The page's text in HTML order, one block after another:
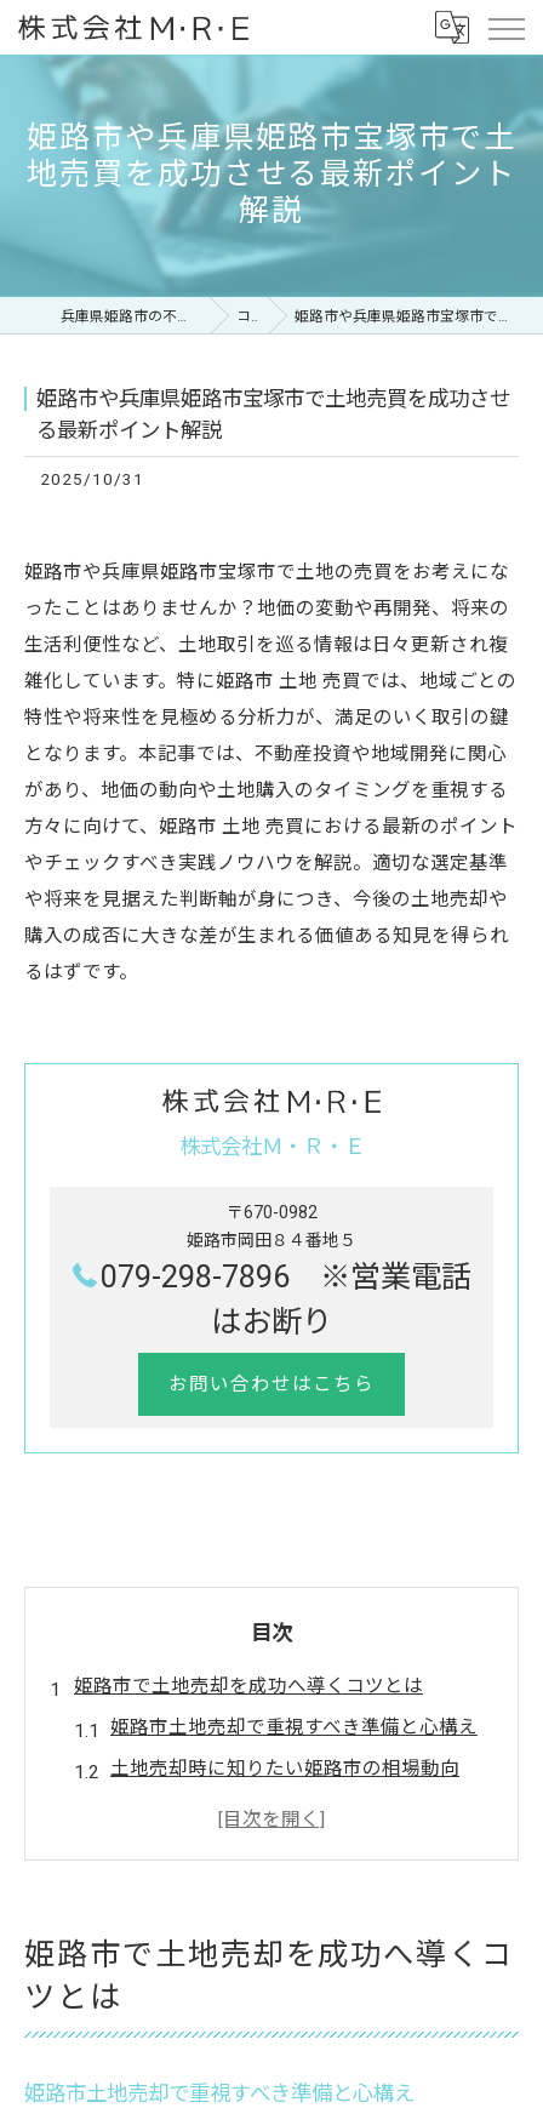
姫路市や兵庫県姫路市宝塚市で土
地売買を成功させる最新ポイント
解説
兵庫県姫路市の不動産なら株式会社M・R・E コラム 姫路市や兵庫県姫路市宝塚市で土地売買を成功させる最新ポイント解説
姫路市や兵庫県姫路市宝塚市で土地売買を成功させ
る最新ポイント解説
2025/10/31
姫路市や兵庫県姫路市宝塚市で土地の売買をお考えにな
ったことはありませんか？地価の変動や再開発、将来の
生活利便性など、土地取引を巡る情報は日々更新され複
雑化しています。特に姫路市 土地 売買では、地域ごとの
特性や将来性を見極める分析力が、満足のいく取引の鍵
となります。本記事では、不動産投資や地域開発に関心
があり、地価の動向や土地購入のタイミングを重視する
方々に向けて、姫路市 土地 売買における最新のポイント
やチェックすべき実践ノウハウを解説。適切な選定基準
や将来を見据えた判断軸が身につき、今後の土地売却や
購入の成否に大きな差が生まれる価値ある知見を得られ
るはずです。
株式会社Ｍ・Ｒ・Ｅ
〒670-0982
姫路市岡田８４番地５
079-298-7896 ※営業電話
はお断り
お問い合わせはこちら
目次
姫路市で土地売却を成功へ導くコツとは
姫路市土地売却で重視すべき準備と心構え
土地売却時に知りたい姫路市の相場動向
姫路市土地売却で失敗しないポイント解説
地価変動が姫路の土地売買に与える影響
姫路市土地売却と地価上昇の関係性を解説
る
姫路市で土地売却を成功へ導くコ
ツとは
姫路市土地売却で重視すべき準備と心構え